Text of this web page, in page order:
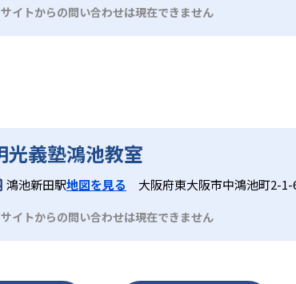
教室によっては持ち込みのパソコンで授業を行う
イトからの問い合わせは現在できません
光義塾鴻池教室
鴻池新田駅地図を見る 大阪府東大阪市中鴻池町2-
イトからの問い合わせは現在できません